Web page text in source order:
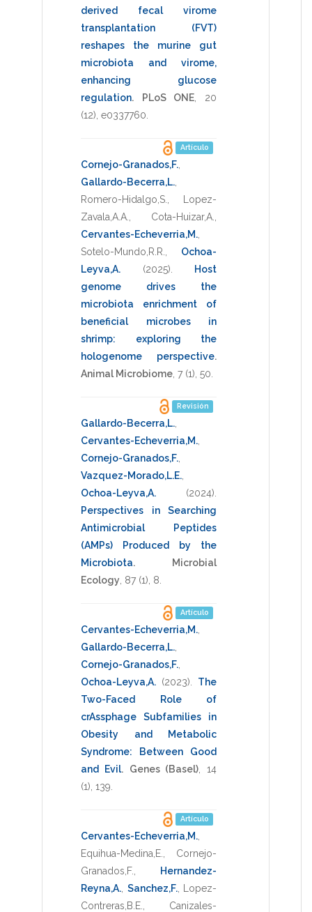
derived fecal virome
transplantation (FVT)
reshapes the murine gut
microbiota and virome,
enhancing glucose
regulation. PLoS ONE
20
(12), e0337760
Artículo
Cornejo-Granados,F.
Gallardo-Becerra,L.
Romero-Hidalgo,S.
Lopez-
Zavala,A.A.
Cota-Huizar,A.
Cervantes-Echeverria,M.
Sotelo-Mundo,R.R.
Ochoa-
Leyva,A.
(2025)
Host
genome drives the
microbiota enrichment of
beneficial microbes in
shrimp: exploring the
hologenome perspective.
Animal Microbiome 7 (1), 50
Revisión
Gallardo-Becerra,L.
Cervantes-Echeverria,M.
Cornejo-Granados,F.
Vazquez-Morado,L.E.
Ochoa-Leyva,A.
(2024)
Perspectives in Searching
Antimicrobial Peptides
(AMPs) Produced by the
Microbiota.
Microbial
Ecology 87 (1), 8
Artículo
Cervantes-Echeverria,M.
Gallardo-Becerra,L.
Cornejo-Granados,F.
Ochoa-Leyva,A. (2023)
The
Two-Faced Role of
crAssphage Subfamilies in
Obesity and Metabolic
Syndrome: Between Good
and Evil. Genes (Basel)
14
(1), 139
Artículo
Cervantes-Echeverria,M.
Equihua-Medina,E.
Cornejo-
Granados,F.
Hernandez-
Reyna,A. Sanchez,F., Lopez-
Contreras,B.E.
Canizales-